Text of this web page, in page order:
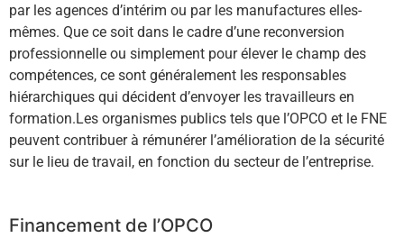
par les agences d’intérim ou par les manufactures elles-
mêmes. Que ce soit dans le cadre d’une reconversion
professionnelle ou simplement pour élever le champ des
compétences, ce sont généralement les responsables
hiérarchiques qui décident d’envoyer les travailleurs en
formation.Les organismes publics tels que l’OPCO et le FNE
peuvent contribuer à rémunérer l’amélioration de la sécurité
sur le lieu de travail, en fonction du secteur de l’entreprise.
Financement de l’OPCO